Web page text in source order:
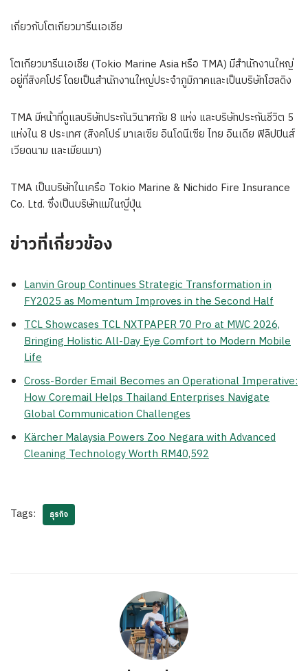
เกี่ยวกับโตเกียวมารีนเอเชีย
โตเกียวมารีนเอเชีย (Tokio Marine Asia หรือ TMA) มีสำนักงานใหญ่
อยู่ที่สิงคโปร์ โดยเป็นสำนักงานใหญ่ประจำภูมิภาคและเป็นบริษัทโฮลดิง
TMA มีหน้าที่ดูแลบริษัทประกันวินาศภัย 8 แห่ง และบริษัทประกันชีวิต 5
แห่งใน 8 ประเทศ (สิงคโปร์ มาเลเซีย อินโดนีเซีย ไทย อินเดีย ฟิลิปปินส์
เวียดนาม และเมียนมา)
TMA เป็นบริษัทในเครือ Tokio Marine & Nichido Fire Insurance
Co. Ltd. ซึ่งเป็นบริษัทแม่ในญี่ปุ่น
ข่าวที่เกี่ยวข้อง
Lanvin Group Continues Strategic Transformation in
FY2025 as Momentum Improves in the Second Half
TCL Showcases TCL NXTPAPER 70 Pro at MWC 2026,
Bringing Holistic All-Day Eye Comfort to Modern Mobile
Life
Cross-Border Email Becomes an Operational Imperative:
How Coremail Helps Thailand Enterprises Navigate
Global Communication Challenges
Kärcher Malaysia Powers Zoo Negara with Advanced
Cleaning Technology Worth RM40,592
Tags: ธุรกิจ